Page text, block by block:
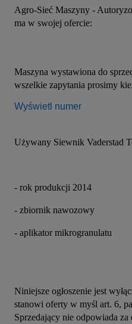
Agro-Sieć Maszyny -
ma w swojej ofercie:
Maszyna wystawiona do
wszelkie zapytania prosimy
Wyświetl numer
Używany Siewnik Vaderstad
- rok produkcji 2014
- zbiornik nawozowy
- aplikator mikrogranulatu
Niniejsze ogłoszenie jest
stanowi oferty w myśl art. 6,
Sprzedający nie odpowiada za